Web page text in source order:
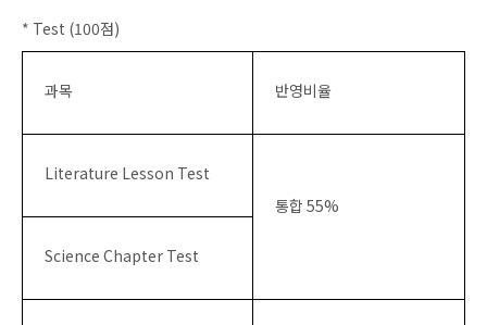
* Test (100점)
과목 반영비율
Literature Lesson Test
통합 55%
Science Chapter Test